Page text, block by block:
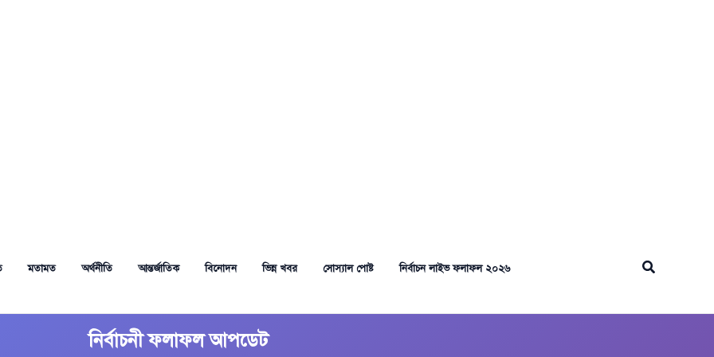
মতামত অর্থনীতি আন্তর্জাতিক বিনোদন ভিন্ন খবর সোস্যাল পোষ্ট নির্বাচন লাইভ ফলাফল ২০২৬ Search
নির্বাচনী ফলাফল আপডেট